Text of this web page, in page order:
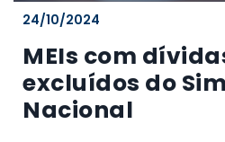
24/10/2024
MEIs com
excluídos do
Nacional